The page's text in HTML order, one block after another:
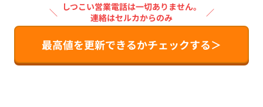
＼ しつこい営業電話は一切ありません。
連絡はセルカからのみ
／
最高値を更新できるかチェックする＞